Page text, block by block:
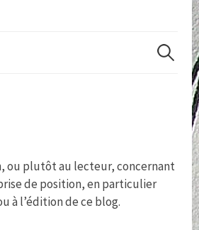
ou plutôt au lecteur, concernant
de position, en particulier
à l’édition de ce blog.